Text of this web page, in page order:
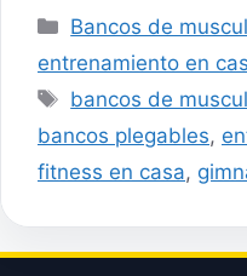
Categorías
Bancos de
entrenamiento en
Etiquetas
bancos de
bancos plegables,
fitness en casa,